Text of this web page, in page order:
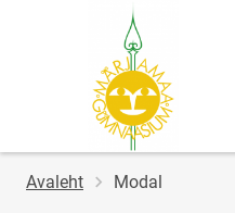
Jälglink
Avaleht Modal